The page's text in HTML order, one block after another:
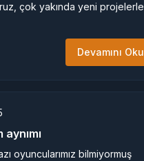
çok yakında yeni projelerle
Devamını Oku
oyuncularımız bilmiyormuş